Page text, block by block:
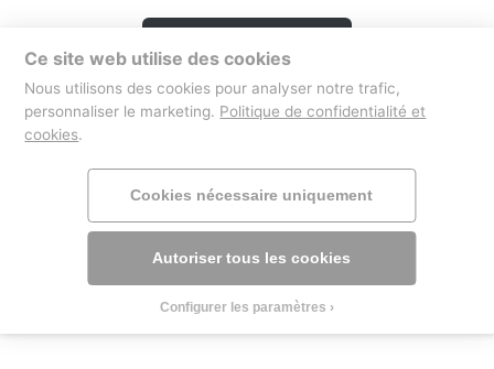
Ce site web utilise des cookies
Nous utilisons des cookies pour analyser notre trafic,
personnaliser le marketing. Politique de confidentialité et
cookies.
Cookies nécessaire uniquement
Autoriser tous les cookies
Configurer les paramètres